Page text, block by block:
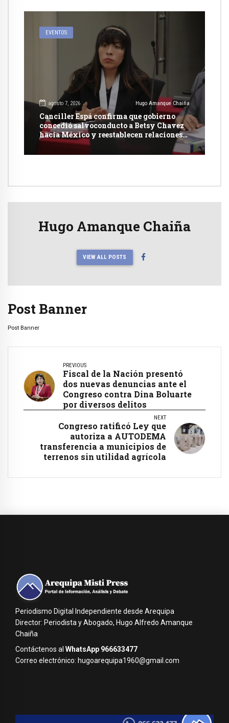
EVENTOS
agosto 7, 2026 Hugo Amanque Chaiña
Canciller Espá confirma que gobierno
concedió salvoconducto a Betsy Chavez
hacia México y reestablecen relaciones
con dicho país
Hugo Amanque Chaiña
VIEW ALL POSTS
Post Banner
Post Banner
PREVIOUS
Fiscal de la Nación presentó
dos nuevas denuncias ante el
Congreso contra Dina Boluarte
por diversos delitos
NEXT
Congreso ratificó Ley que
autoriza a AUTODEMA
transferencia a municipios de
terrenos sin utilidad agrícola
Periodismo Digital Independiente desde Arequipa
Director: Periodista y Abogado, Hugo Alfredo Amanque
Chaiña
Contáctenos al WhatsApp 966633477
Correo electrónico: hugoarequipa1960@gmail.com